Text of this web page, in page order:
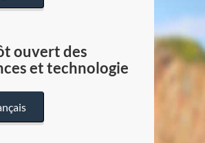
ouvert des
et technologie